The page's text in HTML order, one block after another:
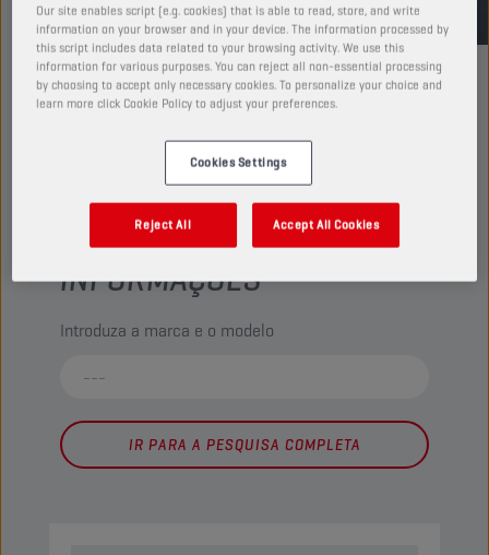
VERIFIQUE A
COMPATIBILIDADE DO SEU
VEÍCULO PARA OBTER MAIS
INFORMAÇÕES
Introduza a marca e o modelo
IR PARA A PESQUISA COMPLETA
Our site enables script (e.g. cookies) that is able to read, store, and write
information on your browser and in your device. The information processed by
this script includes data related to your browsing activity. We use this
information for various purposes. You can reject all non-essential processing
by choosing to accept only necessary cookies. To personalize your choice and
learn more click Cookie Policy to adjust your preferences.
Cookies Settings
Reject All Accept All Cookies